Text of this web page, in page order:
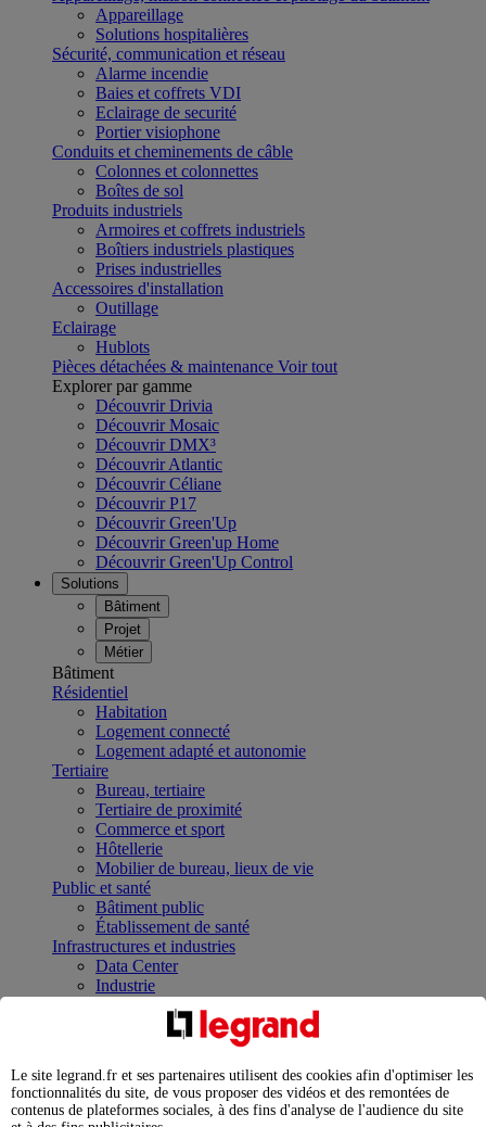
Appareillage
Solutions hospitalières
Sécurité, communication et réseau
Alarme incendie
Baies et coffrets VDI
Eclairage de securité
Portier visiophone
Conduits et cheminements de câble
Colonnes et colonnettes
Boîtes de sol
Produits industriels
Armoires et coffrets industriels
Boîtiers industriels plastiques
Prises industrielles
Accessoires d'installation
Outillage
Eclairage
Hublots
Pièces détachées & maintenance Voir tout
Explorer par gamme
Découvrir Drivia
Découvrir Mosaic
Découvrir DMX³
Découvrir Atlantic
Découvrir Céliane
Découvrir P17
Découvrir Green'Up
Découvrir Green'up Home
Découvrir Green'Up Control
Solutions
Bâtiment
Projet
Métier
Bâtiment
Résidentiel
Habitation
Logement connecté
Logement adapté et autonomie
Tertiaire
Bureau, tertiaire
Tertiaire de proximité
Commerce et sport
Hôtellerie
Mobilier de bureau, lieux de vie
Public et santé
Bâtiment public
Établissement de santé
Infrastructures et industries
Data Center
Industrie
Infrastructures
Contrôler et planifier le fonctionnement des appareils
Répartir et optimiser son tableau électrique
Legrand Data Center Solutions : concentrer les
expertises au service de vos performances
Le site legrand.fr et ses partenaires utilisent des cookies afin d'optimiser les
fonctionnalités du site, de vous proposer des vidéos et des remontées de
contenus de plateformes sociales, à des fins d'analyse de l'audience du site